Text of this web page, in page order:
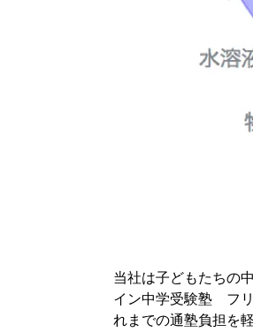
当社は子どもたちの
イン中学受験塾 フリ
れまでの通塾負担を